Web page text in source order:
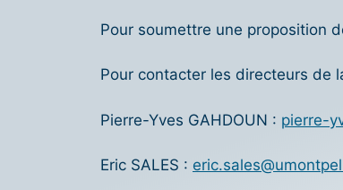
Pour soumettre une proposition
Pour contacter les directeurs de
Pierre-Yves GAHDOUN : pierre-
Eric SALES :